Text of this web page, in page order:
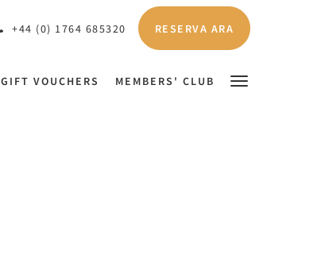
+44 (0) 1764 685320 RESERVA ARA
GIFT VOUCHERS MEMBERS' CLUB